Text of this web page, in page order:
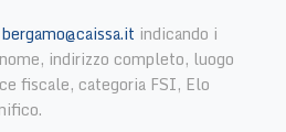
bergamo@caissa.it indicando i
indirizzo completo, luogo
fiscale, categoria FSI, Elo